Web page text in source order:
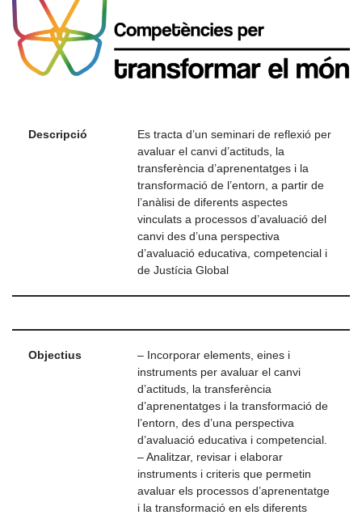
Descripció
Es tracta d’un seminari de reflexió per
avaluar el canvi d’actituds, la
transferència d’aprenentatges i la
transformació de l’entorn, a partir de
l’anàlisi de diferents aspectes
vinculats a processos d’avaluació del
canvi des d’una perspectiva
d’avaluació educativa, competencial i
de Justícia Global
Objectius
– Incorporar elements, eines i
instruments per avaluar el canvi
d’actituds, la transferència
d’aprenentatges i la transformació de
l’entorn, des d’una perspectiva
d’avaluació educativa i competencial.
– Analitzar, revisar i elaborar
instruments i criteris que permetin
avaluar els processos d’aprenentatge
i la transformació en els diferents